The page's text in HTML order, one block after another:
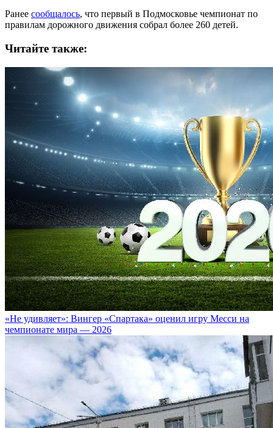
Ранее сообщалось, что первый в Подмосковье чемпионат по
правилам дорожного движения собрал более 260 детей.
Читайте также:
«Не удивляет»: Вингер «Спартака» оценил игру Месси на
чемпионате мира — 2026